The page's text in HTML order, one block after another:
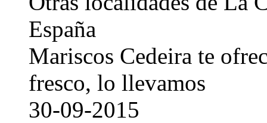
España
Mariscos Cedeira te
fresco, lo llevamos
30-09-2015